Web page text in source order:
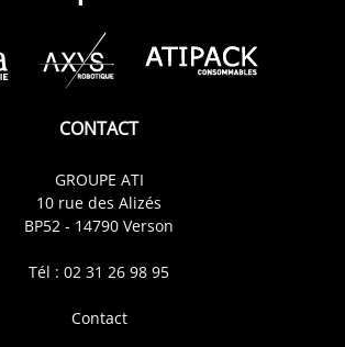
CONTACT
GROUPE ATI
10 rue des Alizés
BP52 - 14790 Verson
Tél : 02 31 26 98 95
Contact